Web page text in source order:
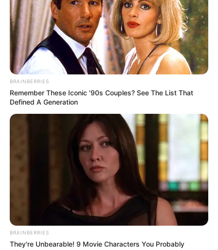
Ταξιτζήδες, οδοντίατροι, υδραυλικοί,
κομμωτές και άλλοι ελεύθεροι επαγγελματίες
δηλώνουν εισόδημα κάτω από 1.000 ευρώ τον
Ένας μεγάλος αριθμός ελεύθερων
επαγγελματιών, όπως ταξιτζήδες, οδοντίατροι,
BRAINBERRIES
Remember These Iconic '90s Couples? See The List That
Defined A Generation
BRAINBERRIES
They're Unbearable! 9 Movie Characters You Probably